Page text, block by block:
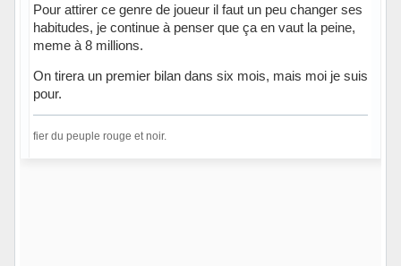
Pour attirer ce genre de joueur il faut un peu changer ses
habitudes, je continue à penser que ça en vaut la peine,
meme à 8 millions.
On tirera un premier bilan dans six mois, mais moi je suis
pour.
fier du peuple rouge et noir.